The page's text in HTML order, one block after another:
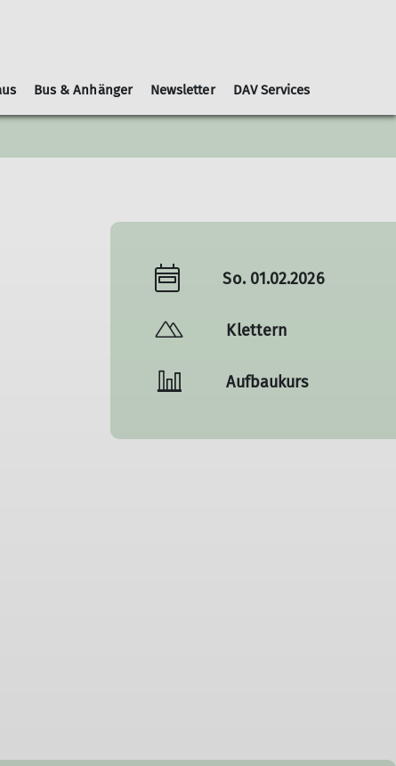
Gruppen Nachrichtenblätter
Geschäftsordnung
Schwierigkeitsbewertungen
Kooperationspartner
Bus & Anhänger Newsletter DAV Services
So. 01.02.2026
Klettern
Aufbaukurs